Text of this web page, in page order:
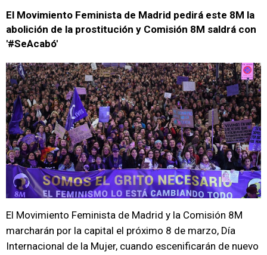
El Movimiento Feminista de Madrid pedirá este 8M la
abolición de la prostitución y Comisión 8M saldrá con
'#SeAcabó'
El Movimiento Feminista de Madrid y la Comisión 8M
marcharán por la capital el próximo 8 de marzo, Día
Internacional de la Mujer, cuando escenificarán de nuevo